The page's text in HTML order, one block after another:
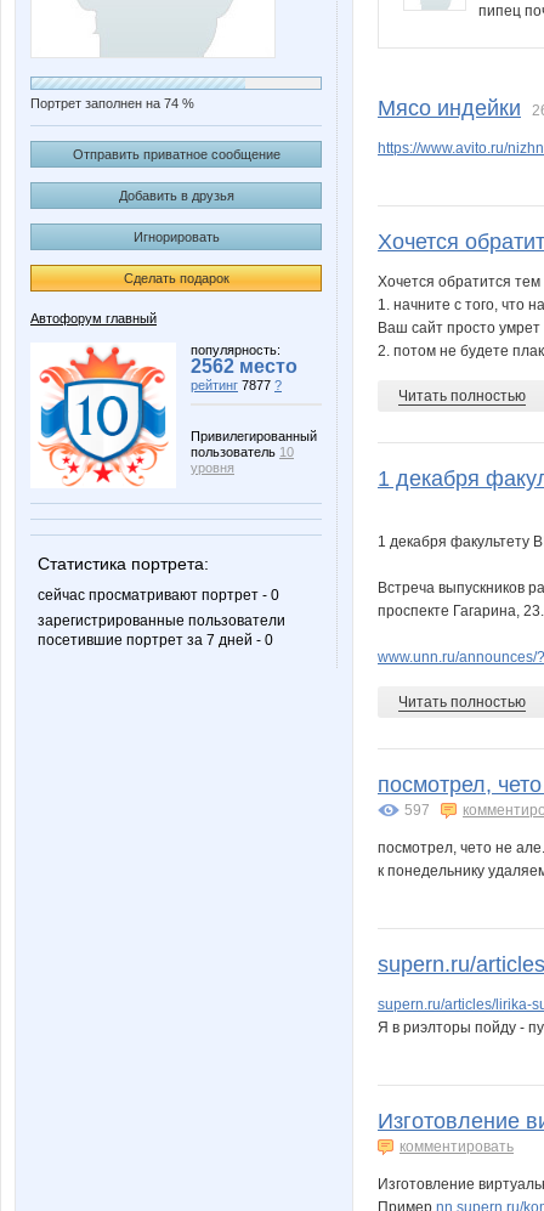
Портрет заполнен на 74 %
Отправить приватное сообщение
Добавить в друзья
Игнорировать
Сделать подарок
Автофорум главный
популярность:
2562 место
рейтинг 7877 ?
Привилегированный
пользователь 10
уровня
Статистика портрета:
сейчас просматривают портрет - 0
зарегистрированные пользователи
посетившие портрет за 7 дней - 0
пипец
Мясо индейки
https://www.avito.ru/
Хочется
Хочется обратится тем
1. начните с того, что
Ваш сайт просто умрет
2. потом не будете
Читать полностью
1 декабря
1 декабря факультету
Встреча выпускников
проспекте Гагарина, 23.
www.unn.ru/announces/
Читать полностью
посмотрел,
597
посмотрел, чето не але.
к понедельнику
supern.ru/
supern.ru/articles/lirika-
Я в риэлторы пойду -
Изготовление
комментировать
Изготовление